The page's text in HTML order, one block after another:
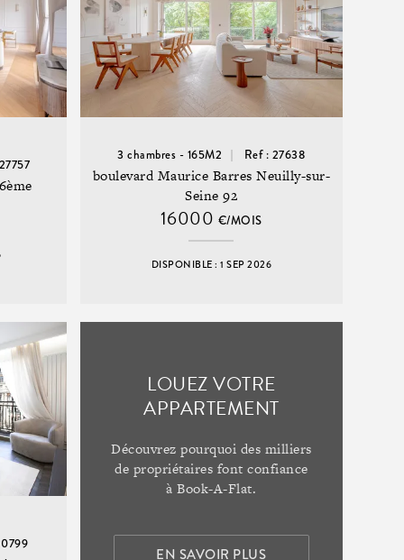
3 chambres - 165M2 Ref : 27638
boulevard Maurice Barres Neuilly-sur-
Seine 92
16000 €/MOIS
DISPONIBLE : 1 SEP 2026
LOUEZ VOTRE
APPARTEMENT
Découvrez pourquoi des milliers
de propriétaires font confiance
à Book-A-Flat.
EN SAVOIR PLUS